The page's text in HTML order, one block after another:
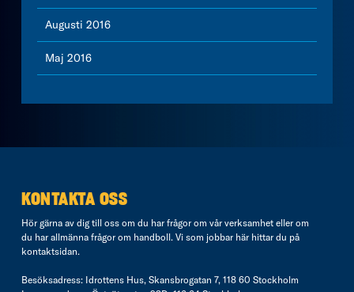
Augusti 2016
Maj 2016
KONTAKTA OSS
Hör gärna av dig till oss om du har frågor om vår verksamhet eller om
du har allmänna frågor om handboll. Vi som jobbar här hittar du på
kontaktsidan.
Besöksadress: Idrottens Hus, Skansbrogatan 7, 118 60 Stockholm